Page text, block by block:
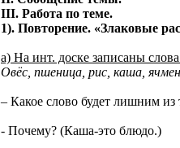
III. Работа по теме.
1). Повторение. «Злаковые
а) На инт. доске записаны
Овёс, пшеница, рис, каша,
– Какое слово будет лишним
- Почему? (Каша-это блюдо.)